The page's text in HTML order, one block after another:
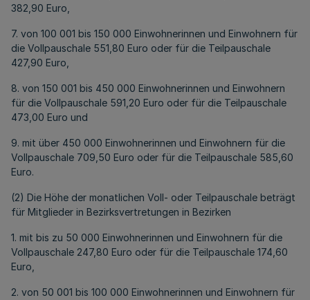
382,90 Euro,
7. von 100 001 bis 150 000 Einwohnerinnen und Einwohnern für
die Vollpauschale 551,80 Euro oder für die Teilpauschale
427,90 Euro,
8. von 150 001 bis 450 000 Einwohnerinnen und Einwohnern
für die Vollpauschale 591,20 Euro oder für die Teilpauschale
473,00 Euro und
9. mit über 450 000 Einwohnerinnen und Einwohnern für die
Vollpauschale 709,50 Euro oder für die Teilpauschale 585,60
Euro.
(2) Die Höhe der monatlichen Voll- oder Teilpauschale beträgt
für Mitglieder in Bezirksvertretungen in Bezirken
1. mit bis zu 50 000 Einwohnerinnen und Einwohnern für die
Vollpauschale 247,80 Euro oder für die Teilpauschale 174,60
Euro,
2. von 50 001 bis 100 000 Einwohnerinnen und Einwohnern für